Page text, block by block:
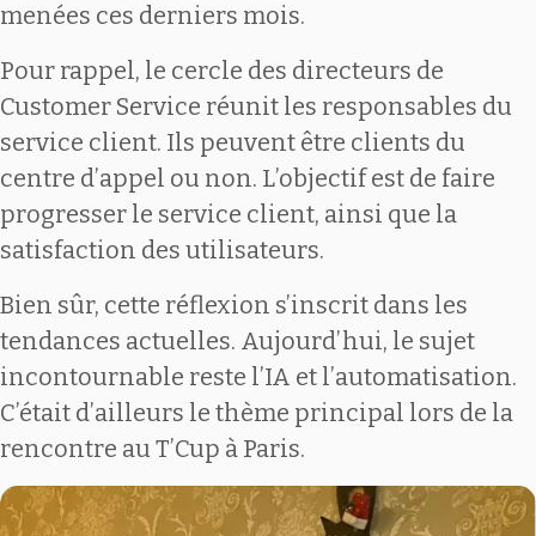
menées ces derniers mois.
Pour rappel, le cercle des directeurs de
Customer Service réunit les responsables du
service client. Ils peuvent être clients du
centre d’appel ou non. L’objectif est de faire
progresser le service client, ainsi que la
satisfaction des utilisateurs.
Bien sûr, cette réflexion s’inscrit dans les
tendances actuelles. Aujourd’hui, le sujet
incontournable reste l’IA et l’automatisation.
C’était d’ailleurs le thème principal lors de la
rencontre au T’Cup à Paris.